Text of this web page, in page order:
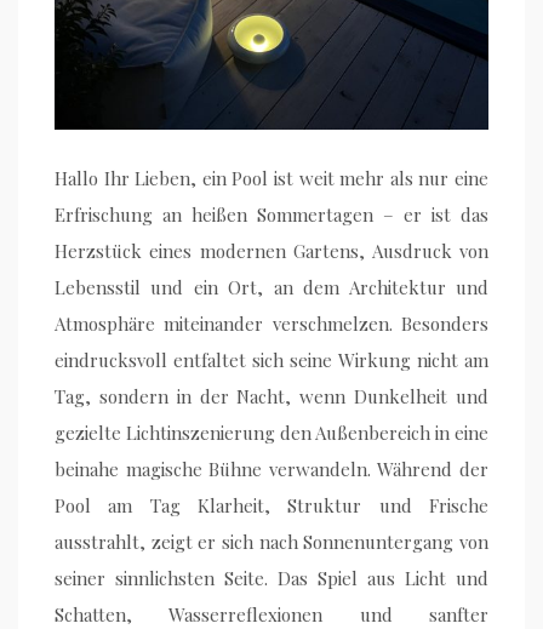
Hallo Ihr Lieben, ein Pool ist weit mehr als nur eine
Erfrischung an heißen Sommertagen – er ist das
Herzstück eines modernen Gartens, Ausdruck von
Lebensstil und ein Ort, an dem Architektur und
Atmosphäre miteinander verschmelzen. Besonders
eindrucksvoll entfaltet sich seine Wirkung nicht am
Tag, sondern in der Nacht, wenn Dunkelheit und
gezielte Lichtinszenierung den Außenbereich in eine
beinahe magische Bühne verwandeln. Während der
Pool am Tag Klarheit, Struktur und Frische
ausstrahlt, zeigt er sich nach Sonnenuntergang von
seiner sinnlichsten Seite. Das Spiel aus Licht und
Schatten, Wasserreflexionen und sanfter